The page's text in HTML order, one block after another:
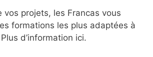
vos projets, les Francas vous
formations les plus adaptées à
d’information ici.